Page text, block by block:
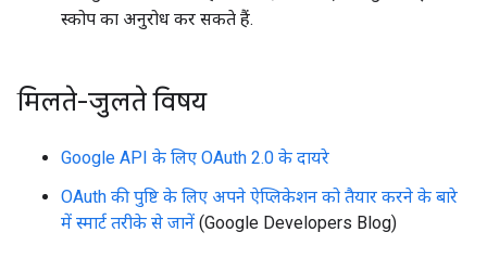
स्कोप का अनुरोध कर सकते हैं.
मिलते-जुलते विषय
Google API के लिए OAuth 2.0 के दायरे
OAuth की पुष्टि के लिए अपने ऐप्लिकेशन को तैयार करने के बारे
में स्मार्ट तरीके से जानें (Google Developers Blog)